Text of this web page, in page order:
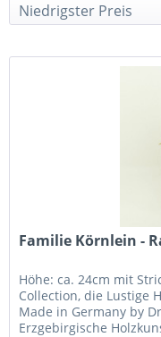
Familie Körnlein -
Höhe: ca. 24cm mit
Collection, die Lustige
Made in Germany by
Erzgebirgische